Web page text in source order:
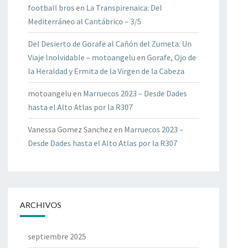
football bros en La Transpirenaica: Del
Mediterráneo al Cantábrico – 3/5
Del Desierto de Gorafe al Cañón del Zumeta: Un
Viaje Inolvidable – motoangelu en Gorafe, Ojo de
la Heraldad y Ermita de la Virgen de la Cabeza
motoangelu en Marruecos 2023 – Desde Dades
hasta el Alto Atlas por la R307
Vanessa Gomez Sanchez en Marruecos 2023 –
Desde Dades hasta el Alto Atlas por la R307
ARCHIVOS
septiembre 2025